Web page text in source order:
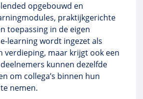
opgebouwd en
praktijkgerichte
toepassing in de eigen
learning wordt ingezet als
verdieping, maar krijgt ook een
kunnen dezelfde
om collega’s binnen hun
nemen.